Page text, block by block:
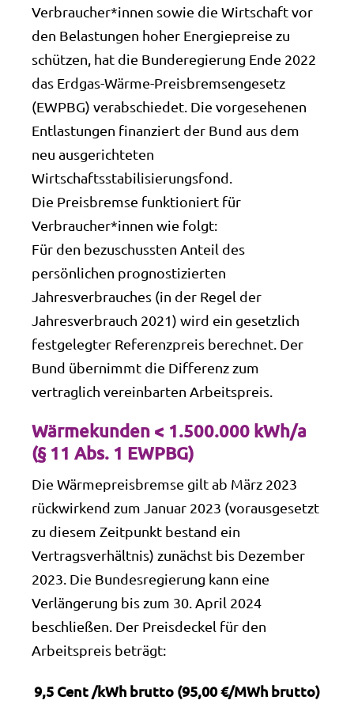
Verbraucher*innen sowie die Wirtschaft vor
den Belastungen hoher Energiepreise zu
schützen, hat die Bunderegierung Ende 2022
das Erdgas-Wärme-Preisbremsengesetz
(EWPBG) verabschiedet. Die vorgesehenen
Entlastungen finanziert der Bund aus dem
neu ausgerichteten
Wirtschaftsstabilisierungsfond.
Die Preisbremse funktioniert für
Verbraucher*innen wie folgt:
Für den bezuschussten Anteil des
persönlichen prognostizierten
Jahresverbrauches (in der Regel der
Jahresverbrauch 2021) wird ein gesetzlich
festgelegter Referenzpreis berechnet. Der
Bund übernimmt die Differenz zum
vertraglich vereinbarten Arbeitspreis.
Wärmekunden < 1.500.000 kWh/a
(§ 11 Abs. 1 EWPBG)
Die Wärmepreisbremse gilt ab März 2023
rückwirkend zum Januar 2023 (vorausgesetzt
zu diesem Zeitpunkt bestand ein
Vertragsverhältnis) zunächst bis Dezember
2023. Die Bundesregierung kann eine
Verlängerung bis zum 30. April 2024
beschließen. Der Preisdeckel für den
Arbeitspreis beträgt:
9,5 Cent /kWh brutto (95,00 €/MWh brutto)